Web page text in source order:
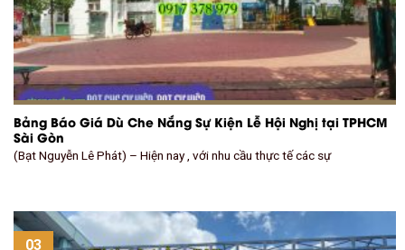
Bảng Báo Giá Dù Che Nắng Sự Kiện Lễ Hội Nghị tại TPHCM
Sài Gòn
(Bạt Nguyễn Lê Phát) – Hiện nay , với nhu cầu thực tế các sự
03